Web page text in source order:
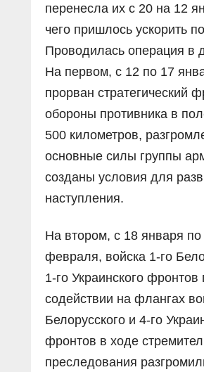
перенесла их с 20 на 12
чего пришлось ускорить
Проводилась операция в
На первом, с 12 по 17
прорван стратегический
обороны противника в
500 километров,
основные силы группы
созданы условия для
наступления.
На втором, с 18 января по
февраля, войска 1-го
1-го Украинского фронтов
содействии на флангах
Белорусского и 4-го
фронтов в ходе
преследования